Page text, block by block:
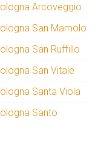
Arcoveggio
San Mamolo
San Ruffillo
San Vitale
Santa Viola
Santo